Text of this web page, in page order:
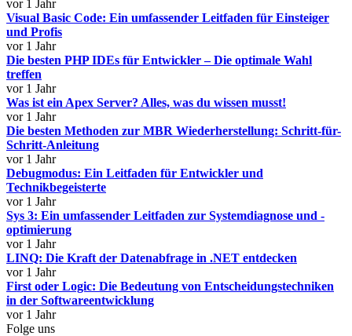
vor 1 Jahr
Visual Basic Code: Ein umfassender Leitfaden für Einsteiger
und Profis
vor 1 Jahr
Die besten PHP IDEs für Entwickler – Die optimale Wahl
treffen
vor 1 Jahr
Was ist ein Apex Server? Alles, was du wissen musst!
vor 1 Jahr
Die besten Methoden zur MBR Wiederherstellung: Schritt-für-
Schritt-Anleitung
vor 1 Jahr
Debugmodus: Ein Leitfaden für Entwickler und
Technikbegeisterte
vor 1 Jahr
Sys 3: Ein umfassender Leitfaden zur Systemdiagnose und -
optimierung
vor 1 Jahr
LINQ: Die Kraft der Datenabfrage in .NET entdecken
vor 1 Jahr
First oder Logic: Die Bedeutung von Entscheidungstechniken
in der Softwareentwicklung
vor 1 Jahr
Folge uns